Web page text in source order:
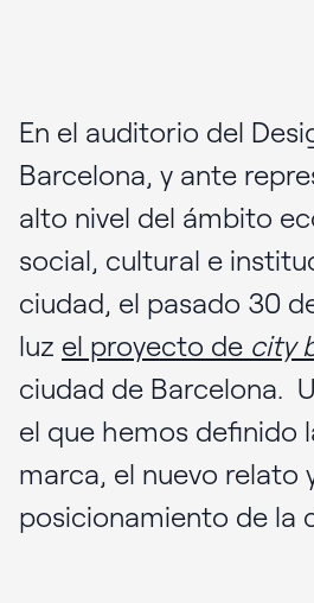
En el auditorio del
Barcelona, y ante
alto nivel del ámbito
social, cultural e
ciudad, el pasado 30
luz el proyecto de city
ciudad de Barcelona.
el que hemos definido
marca, el nuevo relato
posicionamiento de la